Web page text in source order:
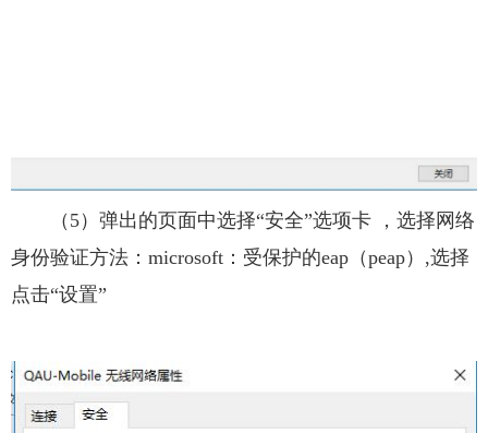
（5）弹出的页面中选择“安全”选项卡 ，选择网络
身份验证方法：microsoft：受保护的eap（peap）,选择
点击“设置”